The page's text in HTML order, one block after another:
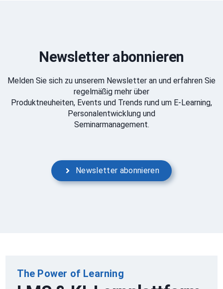
Newsletter abonnieren
Melden Sie sich zu unserem Newsletter an und erfahren Sie
regelmäßig mehr über
Produktneuheiten, Events und Trends rund um E-Learning,
Personalentwicklung und
Seminarmanagement.
Newsletter abonnieren
The Power of Learning